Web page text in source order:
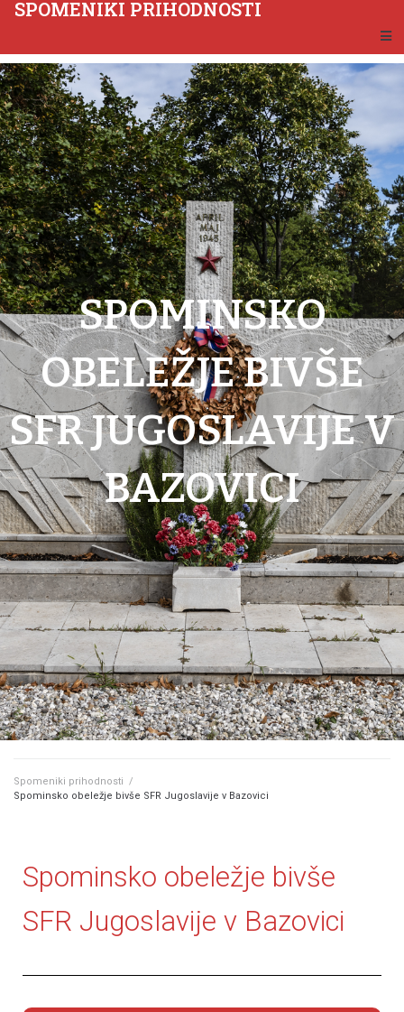
SPOMENIKI PRIHODNOSTI
SPOMINSKO
OBELEŽJE BIVŠE
SFR JUGOSLAVIJE V
BAZOVICI
Spomeniki prihodnosti /
Spominsko obeležje bivše SFR Jugoslavije v Bazovici
Spominsko obeležje bivše
SFR Jugoslavije v Bazovici